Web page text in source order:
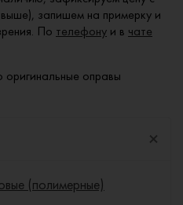
запишем на примерку и
По телефону и в чате
оправы
(полимерные)